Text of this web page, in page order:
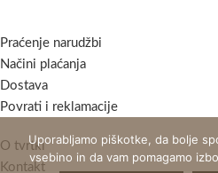
Praćenje narudžbi
Načini plaćanja
Dostava
Povrati i reklamacije
O tvrtki
Kontakt
Uporabljamo piškotke, da bolje
vsebino in da vam pomagamo